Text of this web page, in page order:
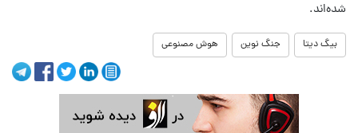
شده‌اند.
بیگ دیتا جنگ نوین هوش مصنوعی